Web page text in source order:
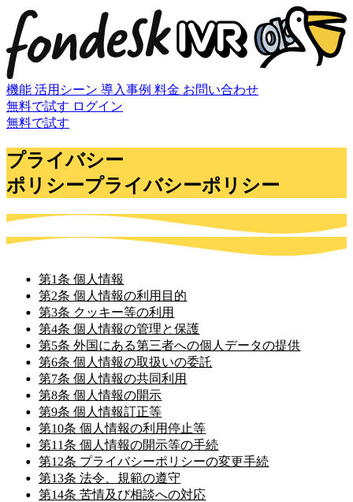
機能 活用シーン 導入事例 料金 お問い合わせ
無料で試す ログイン
無料で試す
プライバシー
ポリシープライバシーポリシー
第1条 個人情報
第2条 個人情報の利用目的
第3条 クッキー等の利用
第4条 個人情報の管理と保護
第5条 外国にある第三者への個人データの提供
第6条 個人情報の取扱いの委託
第7条 個人情報の共同利用
第8条 個人情報の開示
第9条 個人情報訂正等
第10条 個人情報の利用停止等
第11条 個人情報の開示等の手続
第12条 プライバシーポリシーの変更手続
第13条 法令、規範の遵守
第14条 苦情及び相談への対応